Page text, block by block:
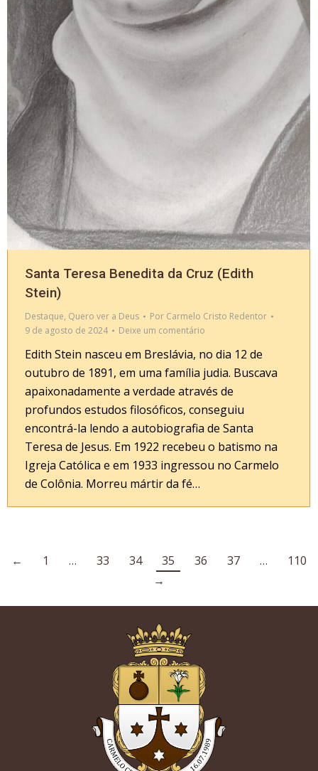
Santa Teresa Benedita da Cruz (Edith
Stein)
Destaque, Quero ver a Deus Por Carmelo Cristo Redentor
9 de agosto de 2024
Deixe um comentário
Edith Stein nasceu em Breslávia, no dia 12 de
outubro de 1891, em uma família judia. Buscava
apaixonadamente a verdade através de
profundos estudos filosóficos, conseguiu
encontrá-la lendo a autobiografia de Santa
Teresa de Jesus. Em 1922 recebeu o batismo na
Igreja Católica e em 1933 ingressou no Carmelo
de Colônia. Morreu mártir da fé…
← 1 … 33 34 35 36 37 …
110
→